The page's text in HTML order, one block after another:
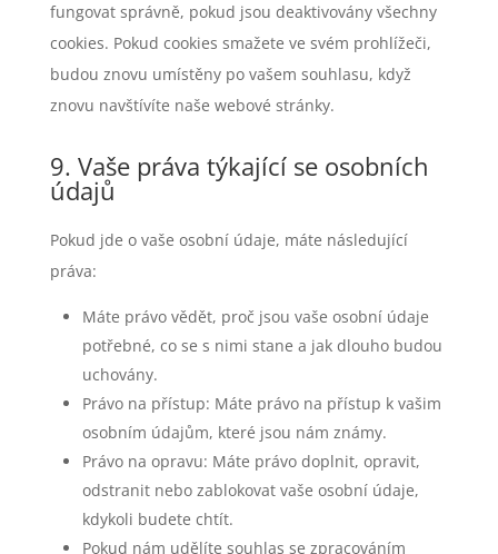
fungovat správně, pokud jsou deaktivovány všechny
cookies. Pokud cookies smažete ve svém prohlížeči,
budou znovu umístěny po vašem souhlasu, když
znovu navštívíte naše webové stránky.
9. Vaše práva týkající se osobních
údajů
Pokud jde o vaše osobní údaje, máte následující
práva:
Máte právo vědět, proč jsou vaše osobní údaje
potřebné, co se s nimi stane a jak dlouho budou
uchovány.
Právo na přístup: Máte právo na přístup k vašim
osobním údajům, které jsou nám známy.
Právo na opravu: Máte právo doplnit, opravit,
odstranit nebo zablokovat vaše osobní údaje,
kdykoli budete chtít.
Pokud nám udělíte souhlas se zpracováním